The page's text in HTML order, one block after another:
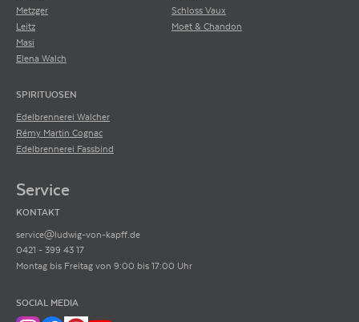
Metzger
Leitz
Masi
Elena Walch
Schloss Vaux
Moët & Chandon
SPIRITUOSEN
Edelbrennerei Walcher
Rémy Martin Cognac
Edelbrennerei Fassbind
Service
KONTAKT
service@ludwig-von-kapff.de
0421 - 399 43 17
Montag bis Freitag von 9:00 bis 17:00 Uhr
SOCIAL MEDIA